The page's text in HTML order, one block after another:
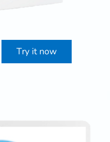
Try it now